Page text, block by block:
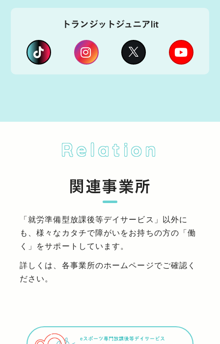
トランジットジュニアlit
Relation
関連事業所
「就労準備型放課後等デイサービス」以外に
も、様々なカタチで障がいをお持ちの方の「働
く」をサポートしています。
詳しくは、各事業所のホームページでご確認く
ださい。